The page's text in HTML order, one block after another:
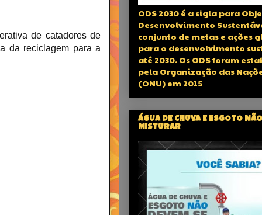
de catadores de
da reciclagem para a
ODS 2030 é a sigla para
Desenvolvimento
conjunto de metas e ações
para o desenvolvimento
até 2030. Os ODS foram
pela Organização das
(ONU) em 2015
ÁGUA DE CHUVA E ESGOTO
MISTURAR